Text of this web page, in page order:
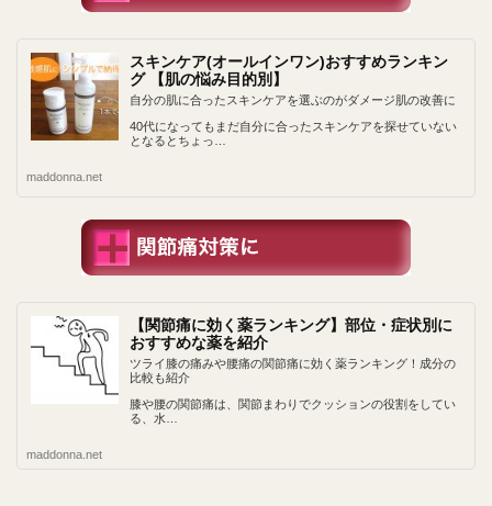
スキンケア(オールインワン)おすすめランキン
グ 【肌の悩み目的別】
自分の肌に合ったスキンケアを選ぶのがダメージ肌の改善に
40代になってもまだ自分に合ったスキンケアを探せていない
となるとちょっ…
maddonna.net
【関節痛に効く薬ランキング】部位・症状別に
おすすめな薬を紹介
ツライ膝の痛みや腰痛の関節痛に効く薬ランキング！成分の
比較も紹介
膝や腰の関節痛は、関節まわりでクッションの役割をしてい
る、水…
maddonna.net